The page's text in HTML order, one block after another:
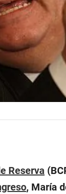
Reserva
, María